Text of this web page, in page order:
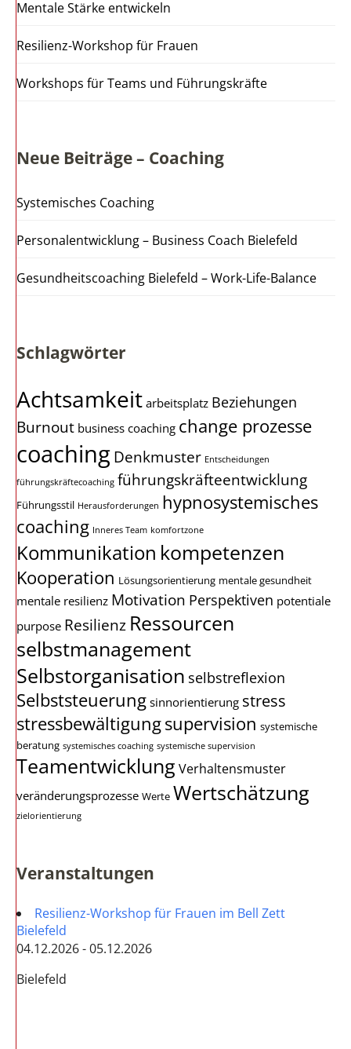
Mentale Stärke entwickeln
Resilienz-Workshop für Frauen
Workshops für Teams und Führungskräfte
Neue Beiträge – Coaching
Systemisches Coaching
Personalentwicklung – Business Coach Bielefeld
Gesundheitscoaching Bielefeld – Work-Life-Balance
Schlagwörter
Achtsamkeit arbeitsplatz Beziehungen
Burnout business coaching change prozesse
coachingDenkmuster Entscheidungen
führungskräftecoaching führungskräfteentwicklung
Führungsstil Herausforderungen hypnosystemisches
coaching Inneres Team komfortzone
Kommunikation kompetenzen
Kooperation Lösungsorientierung mentale gesundheit
mentale resilienz Motivation Perspektiven potentiale
purpose Resilienz Ressourcen
selbstmanagement
Selbstorganisation selbstreflexion
Selbststeuerung sinnorientierung stress
stressbewältigungsupervision systemische
beratung systemisches coaching systemische supervision
Teamentwicklung Verhaltensmuster
veränderungsprozesse Werte Wertschätzung
zielorientierung
Veranstaltungen
Resilienz-Workshop für Frauen im Bell Zett
Bielefeld
04.12.2026 - 05.12.2026
Bielefeld